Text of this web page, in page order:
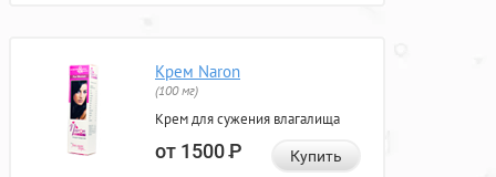
Крем Naron
(100 мг)
Крем для сужения влагалища
от 1500Р Купить